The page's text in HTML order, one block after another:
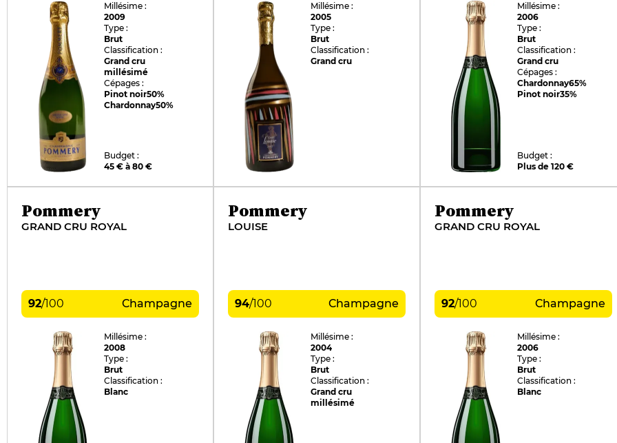
Millésime :
2009
Type :
Brut
Classification :
Grand cru
millésimé
Cépages :
Pinot noir50%
Chardonnay50%
Budget :
45 € à 80 €
Millésime :
2005
Type :
Brut
Classification :
Grand cru
Millésime :
2006
Type :
Brut
Classification :
Grand cru
Cépages :
Chardonnay65%
Pinot noir35%
Budget :
Plus de 120 €
Pommery
GRAND CRU ROYAL
92/100 Champagne
Millésime :
2008
Type :
Brut
Classification :
Blanc
Pommery
LOUISE
94/100 Champagne
Millésime :
2004
Type :
Brut
Classification :
Grand cru
millésimé
Pommery
GRAND CRU ROYAL
92/100 Champagne
Millésime :
2006
Type :
Brut
Classification :
Blanc